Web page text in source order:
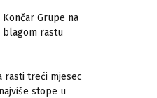
Grupe na
blagom rastu
rasti treći mjesec
stope u